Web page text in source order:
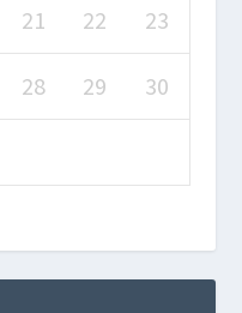
21 22 23
28 29 30